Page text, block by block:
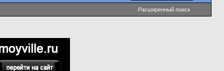
Расширенный поиск